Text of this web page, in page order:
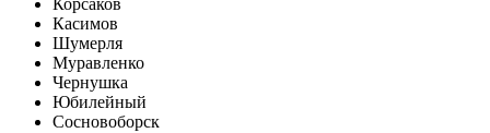
Корсаков
Касимов
Шумерля
Муравленко
Чернушка
Юбилейный
Сосновоборск